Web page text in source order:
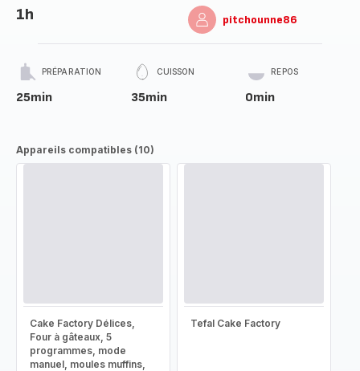
1h pitchounne86
PRÉPARATION
25min
CUISSON
35min
REPOS
0min
Appareils compatibles (10)
Cake Factory Délices,
Four à gâteaux, 5
programmes, mode
manuel, moules muffins,
Tefal Cake Factory